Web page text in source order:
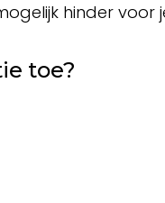
hinder voor
toe?